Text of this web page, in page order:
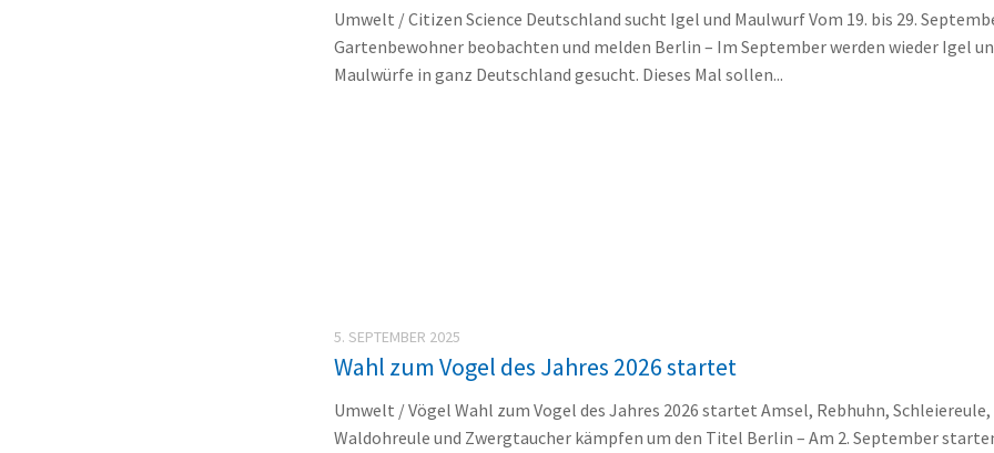
Umwelt / Citizen Science Deutschland sucht Igel und Maulwurf Vom 19. bis 29.
Gartenbewohner beobachten und melden Berlin – Im September werden wieder Igel
Maulwürfe in ganz Deutschland gesucht. Dieses Mal sollen...
5. SEPTEMBER 2025
Wahl zum Vogel des Jahres 2026 startet
Umwelt / Vögel Wahl zum Vogel des Jahres 2026 startet Amsel, Rebhuhn, Schleiereule,
Waldohreule und Zwergtaucher kämpfen um den Titel Berlin – Am 2. September